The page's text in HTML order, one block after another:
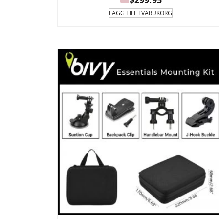
LÄGG TILL I VARUKORG